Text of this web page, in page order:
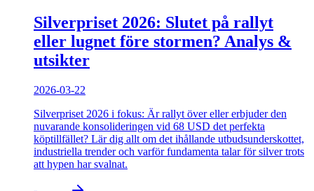
Silverpriset 2026: Slutet på rallyt
eller lugnet före stormen? Analys &
utsikter
2026-03-22
Silverpriset 2026 i fokus: Är rallyt över eller erbjuder den
nuvarande konsolideringen vid 68 USD det perfekta
köptillfället? Lär dig allt om det ihållande utbudsunderskottet,
industriella trender och varför fundamenta talar för silver trots
att hypen har svalnat.